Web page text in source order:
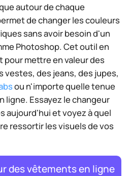
autour de chaque
de changer les couleurs
sans avoir besoin d'un
Photoshop. Cet outil en
mettre en valeur des
vestes, des jeans, des jupes,
ou n'importe quelle tenue
ligne. Essayez le changeur
aujourd'hui et voyez à quel
ressortir les visuels de vos
des vêtements en ligne